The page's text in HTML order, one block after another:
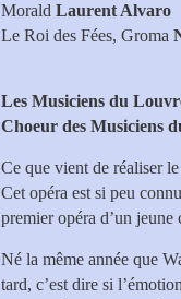
Morald Laurent
Le Roi des Fées, Groma
Les Musiciens du
Choeur des Musiciens
Ce que vient de réaliser
Cet opéra est si peu
premier opéra d’un
Né la même année que
tard, c’est dire si